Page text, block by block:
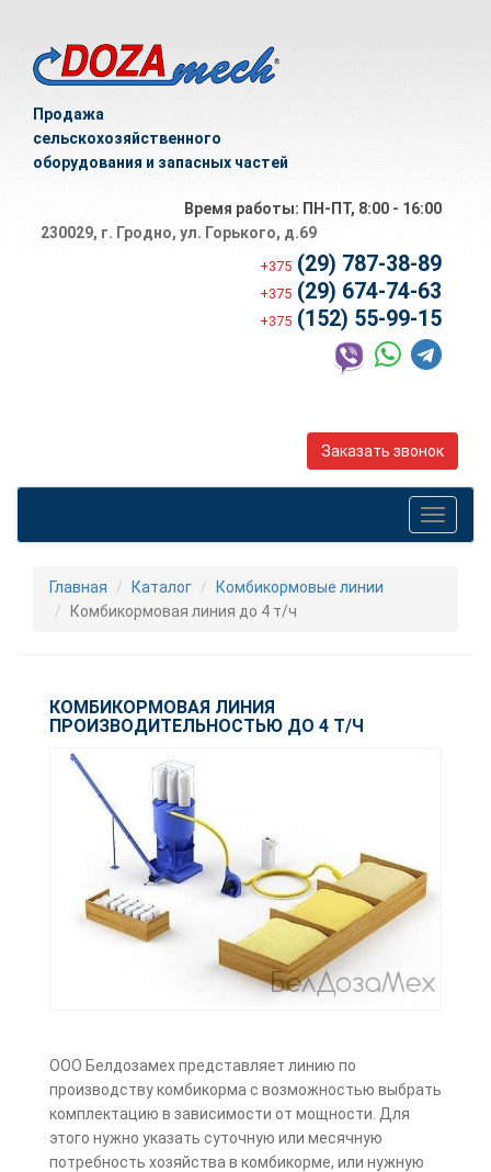
Продажа
сельскохозяйственного
оборудования и запасных частей
Время работы: ПН-ПТ, 8:00 - 16:00
230029, г. Гродно, ул. Горького, д.69
+375 (29) 787-38-89
+375 (29) 674-74-63
+375 (152) 55-99-15
Заказать звонок
Toggle
Главная Каталог
Комбикормовые линии
Комбикормовая линия до 4 т/ч
КОМБИКОРМОВАЯ ЛИНИЯ
ПРОИЗВОДИТЕЛЬНОСТЬЮ ДО 4 Т/Ч
ООО Белдозамех представляет линию по
производству комбикорма с возможностью выбрать
комплектацию в зависимости от мощности. Для
этого нужно указать суточную или месячную
потребность хозяйства в комбикорме, или нужную